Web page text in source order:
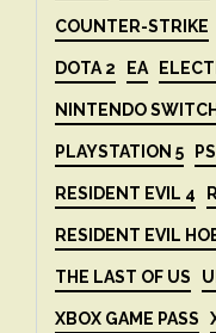
COUNTER-STRIKE
DOTA 2 EA
NINTENDO SWITCH
PLAYSTATION 5
RESIDENT EVIL 4
RESIDENT EVIL
THE LAST OF US
XBOX GAME PASS